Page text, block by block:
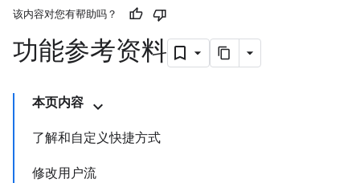
该内容对您有帮助吗？
功能参考资料
本页内容
了解和自定义快捷方式
修改用户流